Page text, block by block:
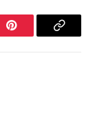
Pinterest Copy